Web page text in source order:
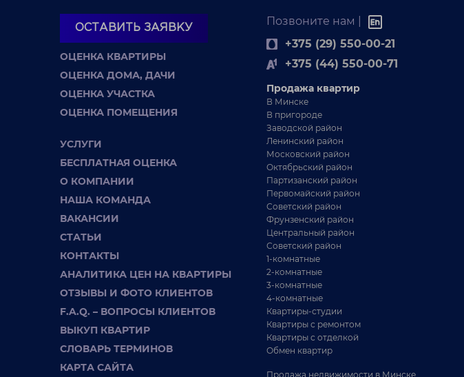
ОСТАВИТЬ ЗАЯВКУ
ОЦЕНКА КВАРТИРЫ
ОЦЕНКА ДОМА, ДАЧИ
ОЦЕНКА УЧАСТКА
ОЦЕНКА ПОМЕЩЕНИЯ
УСЛУГИ
БЕСПЛАТНАЯ ОЦЕНКА
О КОМПАНИИ
НАША КОМАНДА
ВАКАНСИИ
СТАТЬИ
КОНТАКТЫ
АНАЛИТИКА ЦЕН НА КВАРТИРЫ
ОТЗЫВЫ И ФОТО КЛИЕНТОВ
F.A.Q. – ВОПРОСЫ КЛИЕНТОВ
ВЫКУП КВАРТИР
СЛОВАРЬ ТЕРМИНОВ
КАРТА САЙТА
Позвоните нам |
+375 (29) 550-00-21
+375 (44) 550-00-71
Продажа квартир
В Минске
В пригороде
Заводской район
Ленинский район
Московский район
Октябрьский район
Партизанский район
Первомайский район
Советский район
Фрунзенский район
Центральный район
Советский район
1-комнатные
2-комнатные
3-комнатные
4-комнатные
Квартиры-студии
Квартиры с ремонтом
Квартиры с отделкой
Обмен квартир
Продажа недвижимости в Минске